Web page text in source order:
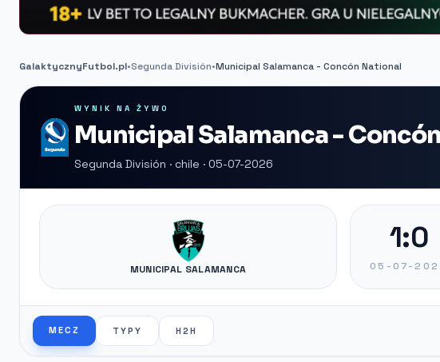
GalaktycznyFutbol.pl•Segunda División•Municipal Salamanca - Concón National
WYNIK NA ŻYWO
Municipal Salamanca -
Segunda División · chile · 05-07-2026
MUNICIPAL SALAMANCA
1:0
05-07-
MECZ TYPY H2H